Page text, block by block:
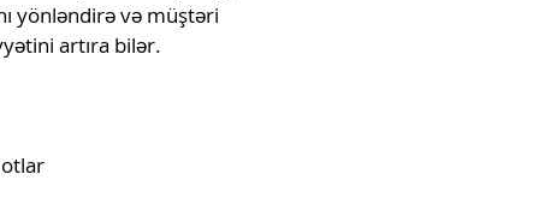
yönləndirə və müştəri
artıra bilər.